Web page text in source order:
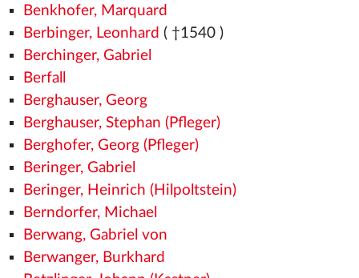
Benkhofer, Marquard
Berbinger, Leonhard ( †1540 )
Berchinger, Gabriel
Berfall
Berghauser, Georg
Berghauser, Stephan (Pfleger)
Berghofer, Georg (Pfleger)
Beringer, Gabriel
Beringer, Heinrich (Hilpoltstein)
Berndorfer, Michael
Berwang, Gabriel von
Berwanger, Burkhard